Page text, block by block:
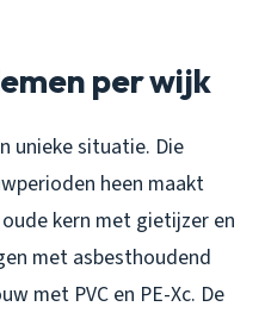
per wijk
unieke situatie. Die
heen maakt
kern met gietijzer en
met asbesthoudend
met PVC en PE-Xc. De